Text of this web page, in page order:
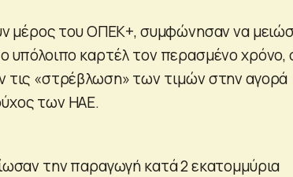
μέρος του ΟΠΕΚ+, συμφώνησαν να
υπόλοιπο καρτέλ τον περασμένο χρόνο,
τις «στρέβλωση» των τιμών στην αγορά
των ΗΑΕ.
την παραγωγή κατά 2 εκατομμύρια